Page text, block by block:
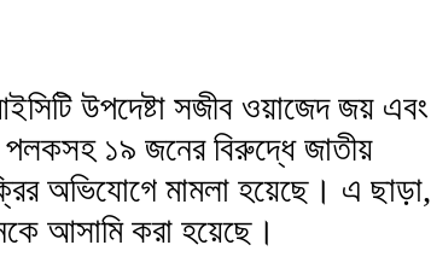
উপদেষ্টা সজীব ওয়াজেদ জয় এবং
পলকসহ ১৯ জনের বিরুদ্ধে জাতীয়
অভিযোগে মামলা হয়েছে। এ ছাড়া,
আসামি করা হয়েছে।